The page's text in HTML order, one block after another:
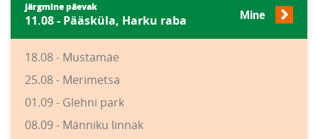
Järgmine päevak
11.08 - Pääsküla, Harku raba Mine
18.08 - Mustamäe
25.08 - Merimetsa
01.09 - Glehni park
08.09 - Männiku linnak